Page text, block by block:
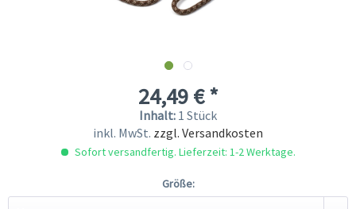
24,49 € *
Inhalt: 1 Stück
inkl. MwSt. zzgl. Versandkosten
Sofort versandfertig. Lieferzeit: 1-2 Werktage.
Größe: